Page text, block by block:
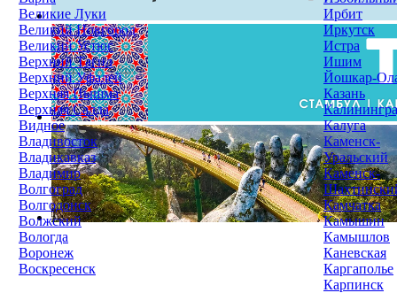
Великие Луки
Великий Новгород
Великий Устюг
Верхний Тагил
Верхний Уфалей
Верхняя Пышма
Верхняя Салда
Видное
Владивосток
Владикавказ
Владимир
Волгоград
Волгодонск
Волжский
Вологда
Воронеж
Воскресенск
Ирбит
Иркутск
Истра
Ишим
Йошкар-
Казань
Калуга
Каменск-
Уральский
Каменск-
Камчатка
Камышин
Камышлов
Каневская
Каргаполье
Карпинск